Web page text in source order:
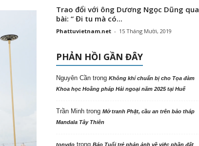
Trao đổi với ông Dương Ngọc Dũng qua
bài: “ Đi tu mà có...
Phattuvietnam.net - 15 Tháng Mười, 2019
PHẢN HỒI GẦN ĐÂY
Nguyên Cầntrong Không khí chuẩn bị cho Tọa đàm
Khoa học Hoằng pháp Hải ngoại năm 2025 tại Huế
Trần Minhtrong Mở tranh Phật, cầu an trên bảo tháp
Mandala Tây Thiên
tonydotrong Báo Tuổi trẻ phản ảnh về việc phần đất